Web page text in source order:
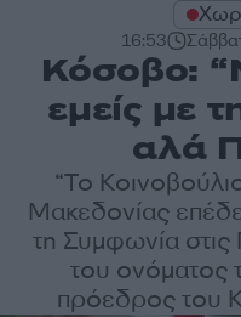
16:53
Κόσοβο:
εμείς με
αλά
“Το
Μακεδονίας
τη Συμφωνία στις
του ονόματος
πρόεδρος του